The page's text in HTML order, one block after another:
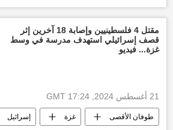
إسرائيل أخبار إسرائيل اليوم
اقتصاد فلسطين أخبار فلسطين اليوم
مقتل 4 فلسطينيين وإصابة 18 آخرين إثر
قصف إسرائيلي استهدف مدرسة في وسط
غزة... فيديو
21 أغسطس 2024, 17:24 GMT
طوفان الأقصى غزة إسرائيل